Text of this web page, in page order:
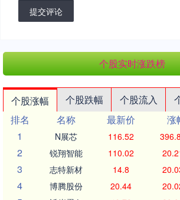
提交评论
个股实时涨跌榜
个股涨幅 个股跌幅 个股流入
排名
名称 最新价 涨
1
N展芯 116.52
2 锐翔智能 110.02
3 志特新材 14.8
4 博腾股份 20.44